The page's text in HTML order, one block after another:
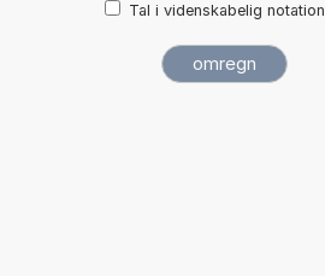
Tal i videnskabelig notation